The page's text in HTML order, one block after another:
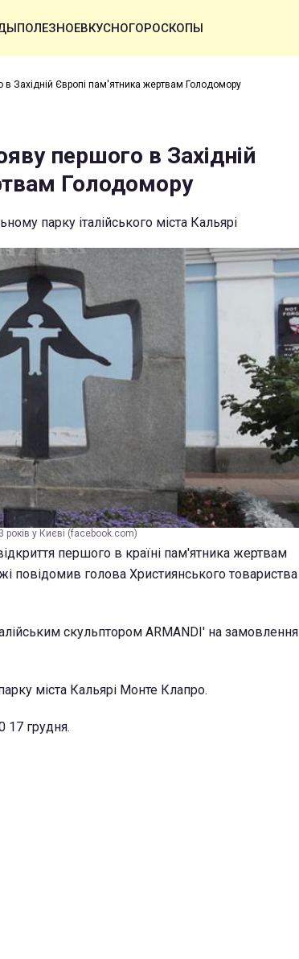
ПОЛЕЗНОЕВКУСНОГОРОСКОПЫ
в Західній Європі пам'ятника жертвам Голодомору
першого в Західній
Голодомору
парку італійського міста Кальярі
у Києві (facebook.com)
першого в країні пам'ятника жертвам
повідомив голова Християнського товариства
скульптором ARMANDI' на замовлення
міста Кальярі Монте Клапро.
17 грудня.